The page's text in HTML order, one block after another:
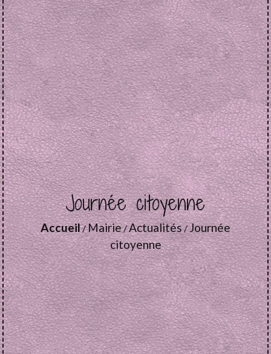
Journée citoyenne
Accueil/Mairie/Actualités/Journée
citoyenne